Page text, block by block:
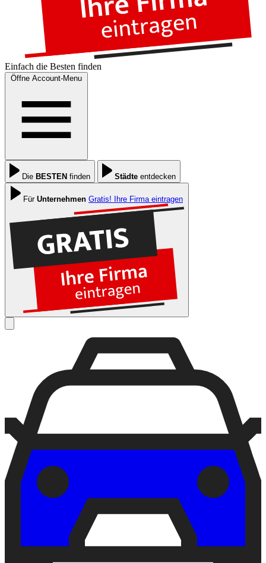
Einfach die Besten finden
Öffne Account-Menu
Die BESTEN finden Städte entdecken
Für Unternehmen Gratis! Ihre Firma eintragen